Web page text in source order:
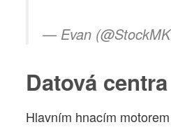
— Evan
Datová
Hlavním hnacím